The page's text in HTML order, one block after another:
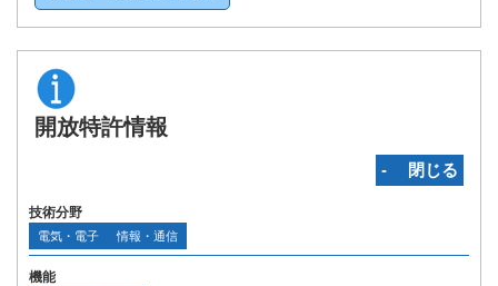
開放特許情報
‐ 閉じる
技術分野
電気・電子 情報・通信
機能